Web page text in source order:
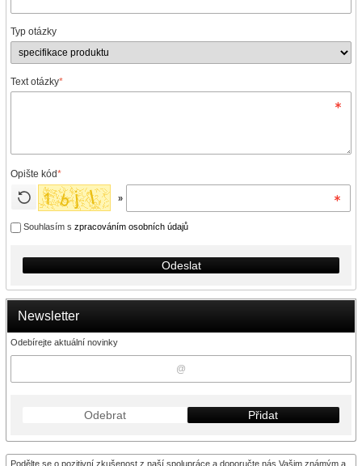
Newsletter
Odebírejte aktuální novinky
Odebrat Přidat
Podělte se o pozitivní zkušenost z naší spolupráce a doporučte nás Vašim známým a
Typ otázky
Text otázky*
Opište kód*
»
Souhlasím s zpracováním osobních údajů
Odeslat